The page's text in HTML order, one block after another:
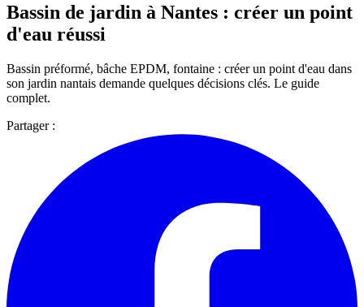
Bassin de jardin à Nantes : créer un point
d'eau réussi
Bassin préformé, bâche EPDM, fontaine : créer un point d'eau dans
son jardin nantais demande quelques décisions clés. Le guide
complet.
Partager :